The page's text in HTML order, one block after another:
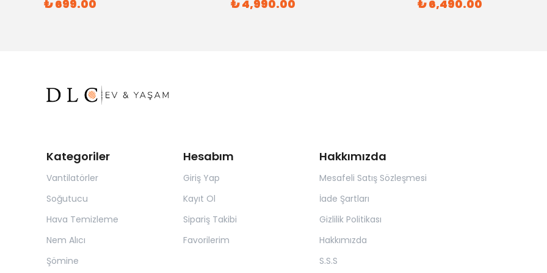
₺ 699.00 ₺ 4,990.00 ₺ 6,490.00
Kategoriler
Vantilatörler
Soğutucu
Hava Temizleme
Nem Alıcı
Şömine
Hesabım
Giriş Yap
Kayıt Ol
Sipariş Takibi
Favorilerim
Hakkımızda
Mesafeli Satış Sözleşmesi
İade Şartları
Gizlilik Politikası
Hakkımızda
S.S.S